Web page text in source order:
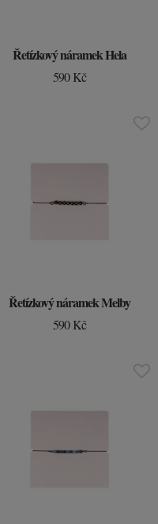
Řetízkový náramek Hela
590 Kč
Řetízkový náramek Melby
590 Kč